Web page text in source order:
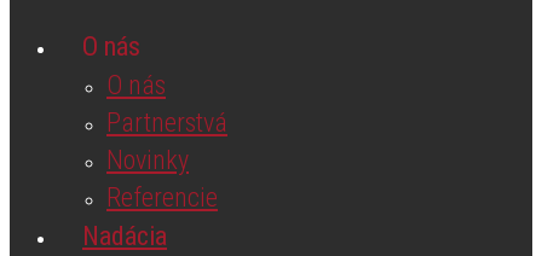
O nás
O nás
Partnerstvá
Novinky
Referencie
Nadácia